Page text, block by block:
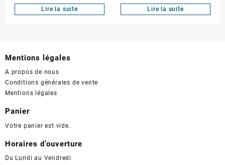
MOJO500LINE
Lire la suite
caissons + têtes
Lire la suite
Mentions légales
A propos de nous
Conditions générales de vente
Mentions légales
Panier
Votre panier est vide.
Horaires d’ouverture
Du Lundi au Vendredi